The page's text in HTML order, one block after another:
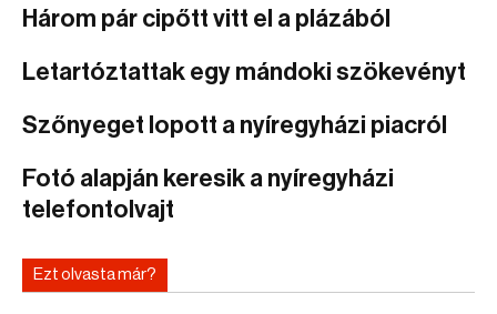
Három pár cipőtt vitt el a plázából
Letartóztattak egy mándoki szökevényt
Szőnyeget lopott a nyíregyházi piacról
Fotó alapján keresik a nyíregyházi
telefontolvajt
Ezt olvasta már?